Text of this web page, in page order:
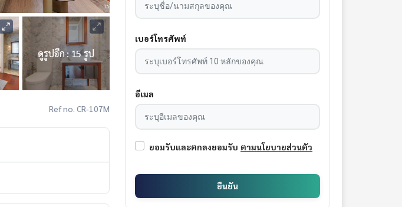
ดูรูปอีก : 15 รูป
Ref no. CR-107M
เบอร์โทรศัพท์
อีเมล
ยอมรับและตกลงยอมรับ ตามนโยบายส่วนตัว
ยืนยัน